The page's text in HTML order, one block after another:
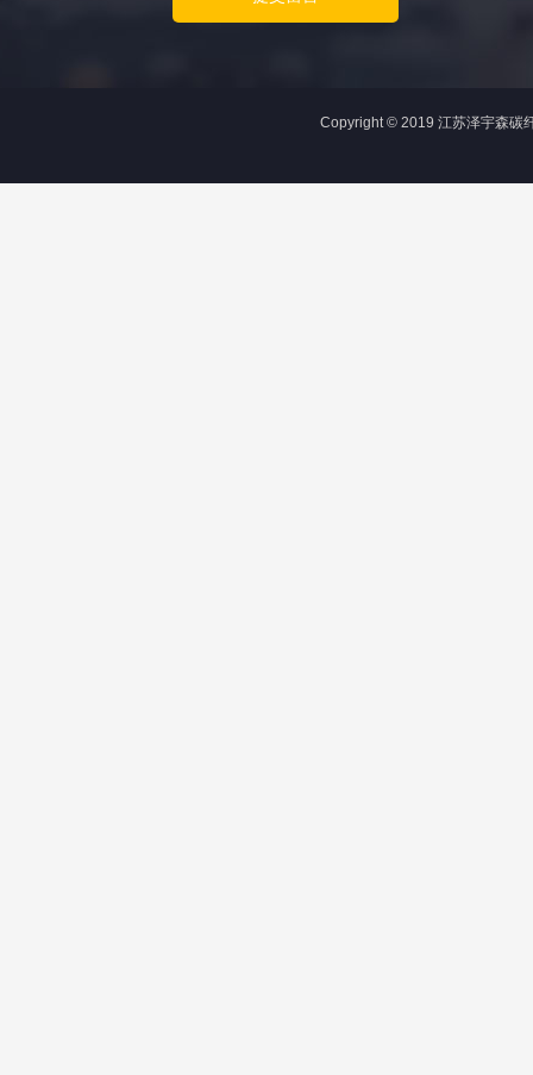
Copyright © 2019 江苏泽宇森碳